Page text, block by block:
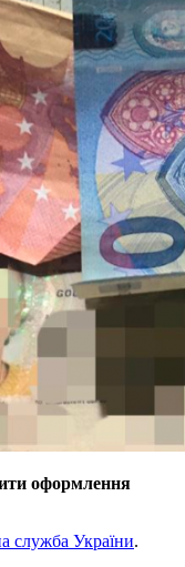
оформлення
служба України.